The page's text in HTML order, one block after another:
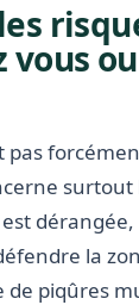
vous
pas
surtout
la
piqûres